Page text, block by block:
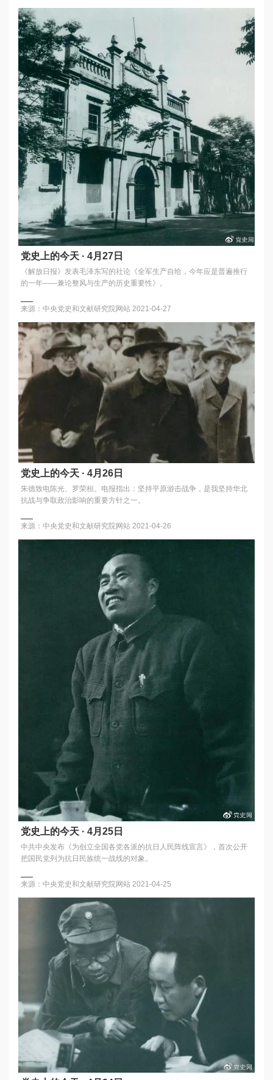
党史上的今天 · 4月27日
《解放日报》发表毛泽东写的社论《全军生产自给，今年应是普遍推行
的一年——兼论整风与生产的历史重要性》。
来源：中央党史和文献研究院网站 2021-04-27
党史上的今天 · 4月26日
朱德致电陈光、罗荣桓。电报指出：坚持平原游击战争，是我坚持华北
抗战与争取政治影响的重要方针之一。
来源：中央党史和文献研究院网站 2021-04-26
党史上的今天 · 4月25日
中共中央发布《为创立全国各党各派的抗日人民阵线宣言》，首次公开
把国民党列为抗日民族统一战线的对象。
来源：中央党史和文献研究院网站 2021-04-25